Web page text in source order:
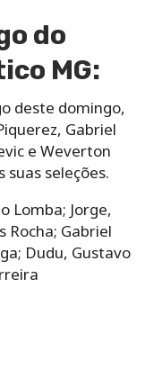
do
MG:
deste domingo,
Gabriel
e Weverton
seleções.
Lomba; Jorge,
Rocha; Gabriel
Dudu, Gustavo